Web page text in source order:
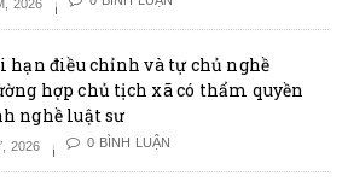
2026
hạn điều chỉnh và tự chủ nghề
hợp chủ tịch xã có thẩm quyền
nghề luật sư
2026 0 BÌNH LUẬN